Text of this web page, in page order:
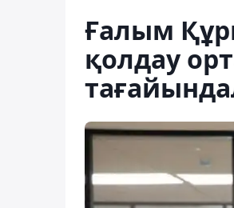
Ғалым
қолдау